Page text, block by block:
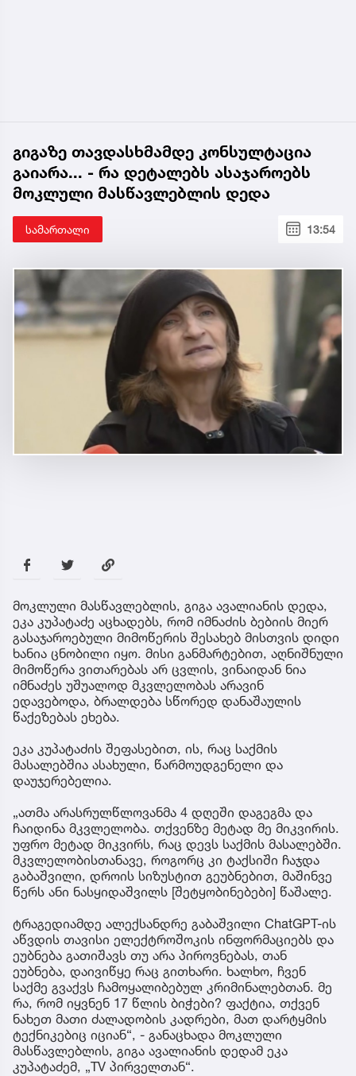
გიგაზე თავდასხმამდე კონსულტაცია
გაიარა... - რა დეტალებს ასაჯაროებს
მოკლული მასწავლებლის დედა
სამართალი 13:54
მოკლული მასწავლებლის, გიგა ავალიანის დედა,
ეკა კუპატაძე აცხადებს, რომ იმნაძის ბებიის მიერ
გასაჯაროებული მიმოწერის შესახებ მისთვის დიდი
ხანია ცნობილი იყო. მისი განმარტებით, აღნიშნული
მიმოწერა ვითარებას არ ცვლის, ვინაიდან ნია
იმნაძეს უშუალოდ მკვლელობას არავინ
ედავებოდა, ბრალდება სწორედ დანაშაულის
წაქეზებას ეხება.
ეკა კუპატაძის შეფასებით, ის, რაც საქმის
მასალებშია ასახული, წარმოუდგენელი და
დაუჯერებელია.
„ათმა არასრულწლოვანმა 4 დღეში დაგეგმა და
ჩაიდინა მკვლელობა. თქვენზე მეტად მე მიკვირის.
უფრო მეტად მიკვირს, რაც დევს საქმის მასალებში.
მკვლელობისთანავე, როგორც კი ტაქსიში ჩაჯდა
გაბაშვილი, დროის სიზუსტით გეუბნებით, მაშინვე
წერს ანი ნასყიდაშვილს [შეტყობინებები] წაშალე.
ტრაგედიამდე ალექსანდრე გაბაშვილი ChatGPT-ის
აწვდის თავისი ელექტროშოკის ინფორმაციებს და
ეუბნება გათიშავს თუ არა პიროვნებას, თან
ეუბნება, დაივიწყე რაც გითხარი. ხალხო, ჩვენ
საქმე გვაქვს ჩამოყალიბებულ კრიმინალებთან. მე
რა, რომ იყვნენ 17 წლის ბიჭები? ფაქტია, თქვენ
ნახეთ მათი ძალადობის კადრები, მათ დარტყმის
ტექნიკებიც იციან“, - განაცხადა მოკლული
მასწავლებლის, გიგა ავალიანის დედამ ეკა
კუპატაძემ, „TV პირველთან“.